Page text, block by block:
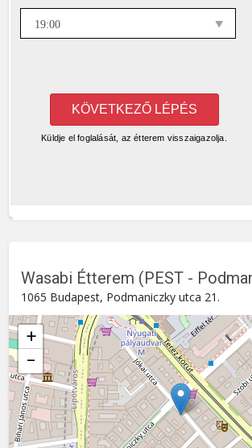
Wasabi Étterem (PEST -
1065 Budapest, Podmaniczky utca 21.
+
− Wasabi Étterem (PEST - Podmaniczky
Podmaniczky utca 21. , 1065Budapest